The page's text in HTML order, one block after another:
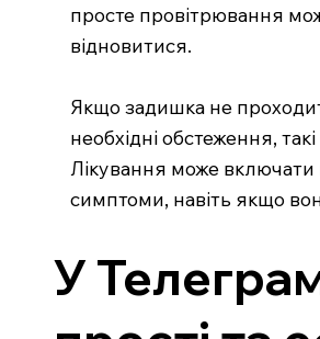
просте провітрювання
відновитися.
Якщо задишка не
необхідні обстеження,
Лікування може включати
симптоми, навіть якщо
У